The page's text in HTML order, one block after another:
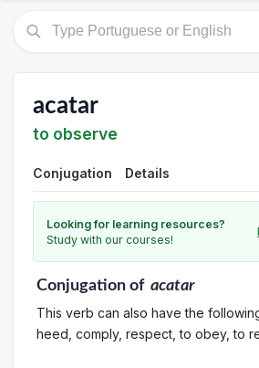
acatar
to observe
Conjugation Details
Looking for learning resources?
Study with our courses!
Conjugationof acatar
This verb can also have the
heed, comply, respect, to obey, to